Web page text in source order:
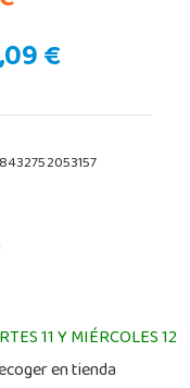
€
8432752053157
11 Y MIÉRCOLES 12
en tienda